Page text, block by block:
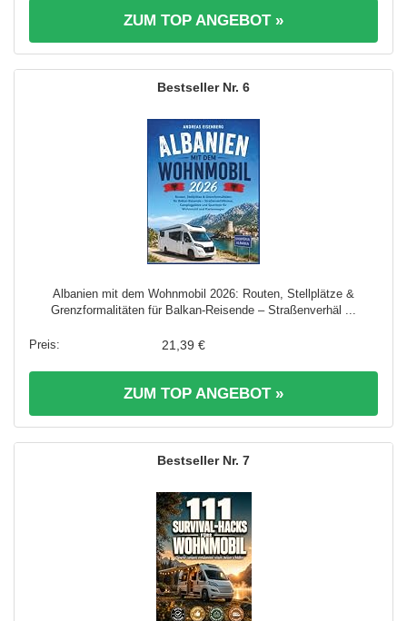
ZUM TOP ANGEBOT »
6
Albanien mit dem Wohnmobil 2026: Routen, Stellplätze &
Grenzformalitäten für Balkan-Reisende – Straßenverhäl ...
21,39 €
ZUM TOP ANGEBOT »
7